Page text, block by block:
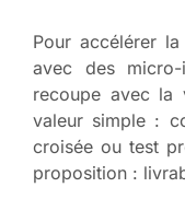
Pour accélérer
avec des micro-
recoupe avec la
valeur simple :
croisée ou test
proposition :